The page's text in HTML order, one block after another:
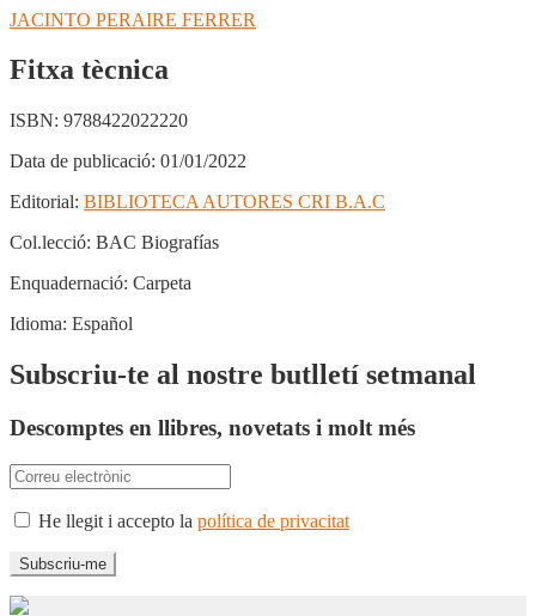
JACINTO PERAIRE FERRER
Fitxa tècnica
ISBN: 9788422022220
Data de publicació: 01/01/2022
Editorial: BIBLIOTECA AUTORES CRI B.A.C
Col.lecció: BAC Biografías
Enquadernació: Carpeta
Idioma: Español
Subscriu-te al nostre butlletí setmanal
Descomptes en llibres, novetats i molt més
He llegit i accepto la política de privacitat